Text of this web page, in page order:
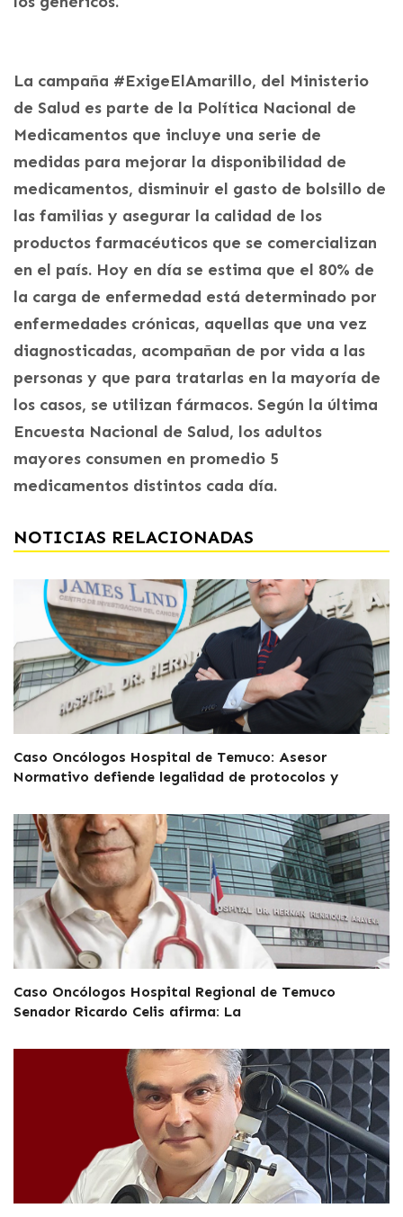
La campaña #ExigeElAmarillo, del Ministerio
de Salud es parte de la Política Nacional de
Medicamentos que incluye una serie de
medidas para mejorar la disponibilidad de
medicamentos, disminuir el gasto de bolsillo de
las familias y asegurar la calidad de los
productos farmacéuticos que se comercializan
en el país. Hoy en día se estima que el 80% de
la carga de enfermedad está determinado por
enfermedades crónicas, aquellas que una vez
diagnosticadas, acompañan de por vida a las
personas y que para tratarlas en la mayoría de
los casos, se utilizan fármacos. Según la última
Encuesta Nacional de Salud, los adultos
mayores consumen en promedio 5
medicamentos distintos cada día.
NOTICIAS RELACIONADAS
Caso Oncólogos Hospital de Temuco: Asesor
Normativo defiende legalidad de protocolos y
Caso Oncólogos Hospital Regional de Temuco
Senador Ricardo Celis afirma: La